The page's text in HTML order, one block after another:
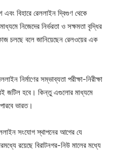
বিহারে রেললাইন দ্বিগুণ থেকে
নিজেদের নির্ভরতা ও সক্ষমতা বৃদ্ধির
চলছে বলে জানিয়েছেন রেলওয়ের এক
নির্মাণের সম্ভাব্যতা পরীক্ষা-নিরীক্ষা
জটিল হবে। কিন্তু এগুলোর মাধ্যমে
ভারত।
সংযোগ স্থাপনের আগের যে
রয়েছে বিরাটনগর-নিউ মালের মধ্যে